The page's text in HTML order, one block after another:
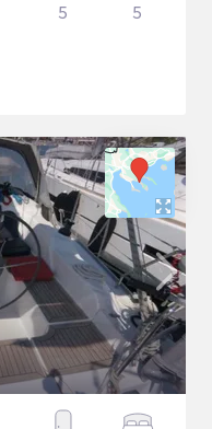
5 5